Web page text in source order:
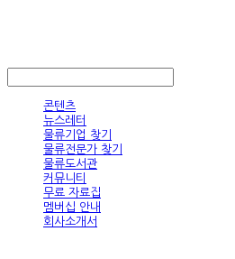
콘텐츠
뉴스레터
물류기업 찾기
물류전문가 찾기
물류도서관
커뮤니티
무료 자료집
멤버십 안내
회사소개서